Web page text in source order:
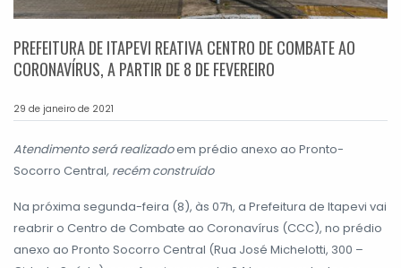
PREFEITURA DE ITAPEVI REATIVA CENTRO DE COMBATE AO
CORONAVÍRUS, A PARTIR DE 8 DE FEVEREIRO
29 de janeiro de 2021
Atendimento será realizadoem prédio anexo ao Pronto-
Socorro Central, recém construído
Na próxima segunda-feira (8), às 07h, a Prefeitura de Itapevi vai
reabrir o Centro de Combate ao Coronavírus (CCC), no prédio
anexo ao Pronto Socorro Central (Rua José Michelotti, 300 –